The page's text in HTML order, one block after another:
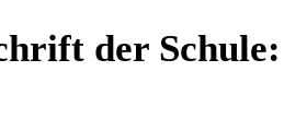
der Schule: